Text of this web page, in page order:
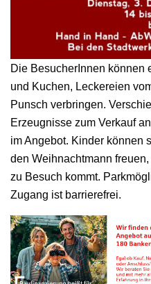
Die BesucherInnen können
und Kuchen, Leckereien
Punsch verbringen.
Erzeugnisse zum Verkauf
im Angebot. Kinder können
den Weihnachtmann
zu Besuch kommt.
Zugang ist barrierefrei.